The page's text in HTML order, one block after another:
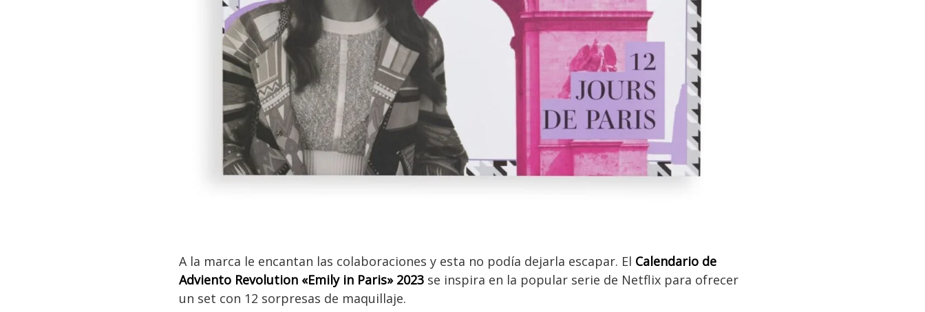
A la marca le encantan las colaboraciones y esta no podía dejarla escapar. El Calendario de
Adviento Revolution «Emily in Paris» 2023 se inspira en la popular serie de Netflix para ofrecer
un set con 12 sorpresas de maquillaje.